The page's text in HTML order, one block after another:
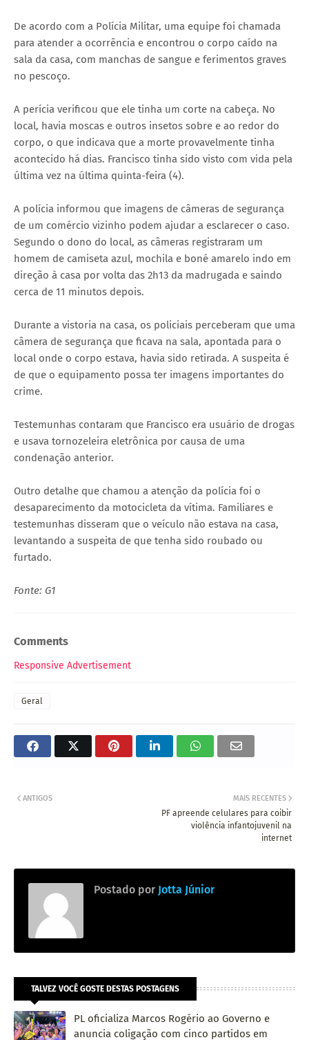
De acordo com a Polícia Militar, uma equipe foi chamada
para atender a ocorrência e encontrou o corpo caído na
sala da casa, com manchas de sangue e ferimentos graves
no pescoço.
A perícia verificou que ele tinha um corte na cabeça. No
local, havia moscas e outros insetos sobre e ao redor do
corpo, o que indicava que a morte provavelmente tinha
acontecido há dias. Francisco tinha sido visto com vida pela
última vez na última quinta-feira (4).
A polícia informou que imagens de câmeras de segurança
de um comércio vizinho podem ajudar a esclarecer o caso.
Segundo o dono do local, as câmeras registraram um
homem de camiseta azul, mochila e boné amarelo indo em
direção à casa por volta das 2h13 da madrugada e saindo
cerca de 11 minutos depois.
Durante a vistoria na casa, os policiais perceberam que uma
câmera de segurança que ficava na sala, apontada para o
local onde o corpo estava, havia sido retirada. A suspeita é
de que o equipamento possa ter imagens importantes do
crime.
Testemunhas contaram que Francisco era usuário de drogas
e usava tornozeleira eletrônica por causa de uma
condenação anterior.
Outro detalhe que chamou a atenção da polícia foi o
desaparecimento da motocicleta da vítima. Familiares e
testemunhas disseram que o veículo não estava na casa,
levantando a suspeita de que tenha sido roubado ou
furtado.
Fonte: G1
Comments
Responsive Advertisement
Geral
MAIS RECENTES
PF apreende celulares para coibir
violência infantojuvenil na
internet
ANTIGOS
Postado por Jotta Júnior
TALVEZ VOCÊ GOSTE DESTAS POSTAGENS
PL oficializa Marcos Rogério ao Governo e
anuncia coligação com cinco partidos em